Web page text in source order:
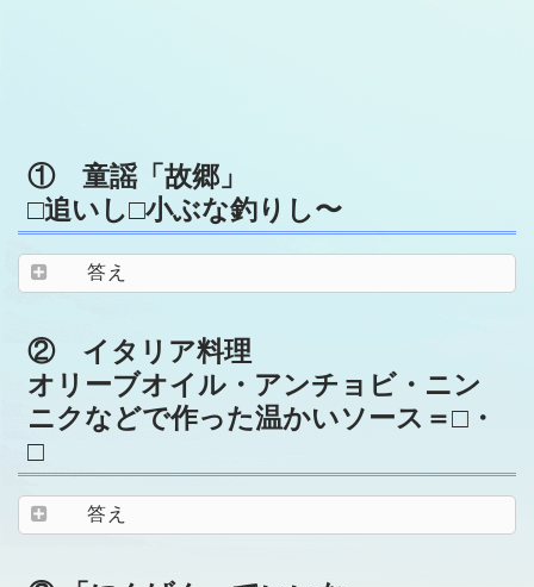
① 童謡「故郷」
□追いし□小ぶな釣りし〜
答え
② イタリア料理
オリーブオイル・アンチョビ・ニン
ニクなどで作った温かいソース＝□・
□
答え